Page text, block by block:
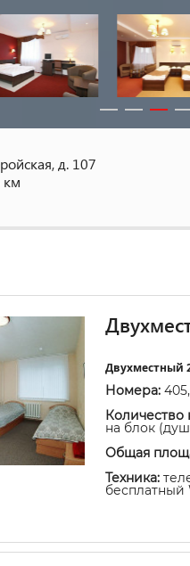
д. 107
км
Двухместный
Номера:405,
Количество
на блок
Общая
Техника:
бесплатный